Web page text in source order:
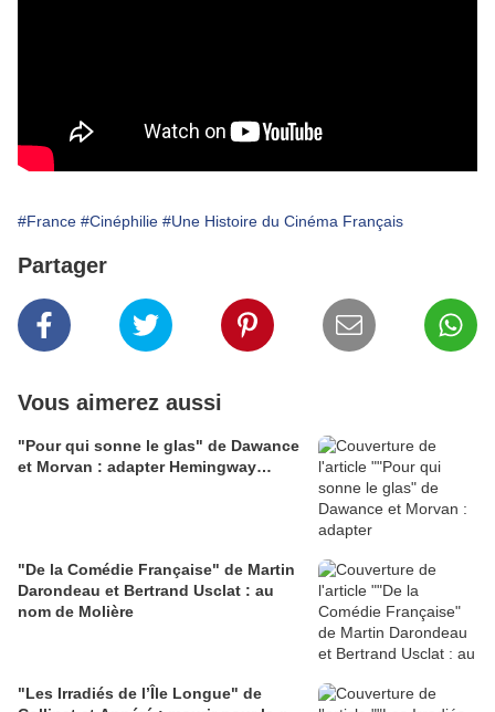
#France #Cinéphilie #Une Histoire du Cinéma Français
Partager
Vous aimerez aussi
"Pour qui sonne le glas" de Dawance
et Morvan : adapter Hemingway…
"De la Comédie Française" de Martin
Darondeau et Bertrand Usclat : au
nom de Molière
"Les Irradiés de l’Île Longue" de